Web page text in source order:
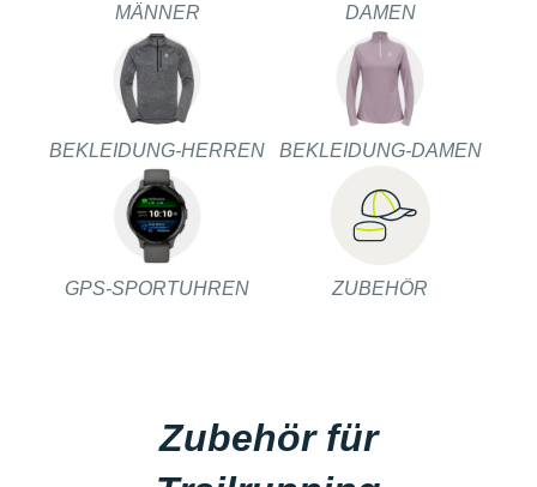
MÄNNER
DAMEN
BEKLEIDUNG-HERREN BEKLEIDUNG-DAMEN
GPS-SPORTUHREN ZUBEHÖR
Zubehör für